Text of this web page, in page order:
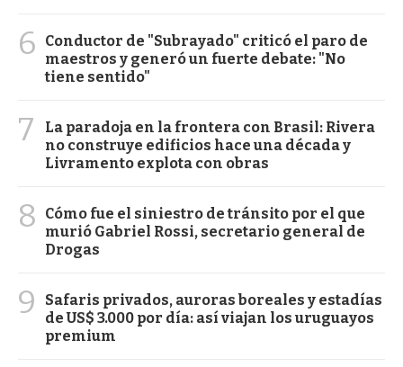
6
Conductor de "Subrayado" criticó el paro de
maestros y generó un fuerte debate: "No
tiene sentido"
7
La paradoja en la frontera con Brasil: Rivera
no construye edificios hace una década y
Livramento explota con obras
8
Cómo fue el siniestro de tránsito por el que
murió Gabriel Rossi, secretario general de
Drogas
9
Safaris privados, auroras boreales y estadías
de US$ 3.000 por día: así viajan los uruguayos
premium